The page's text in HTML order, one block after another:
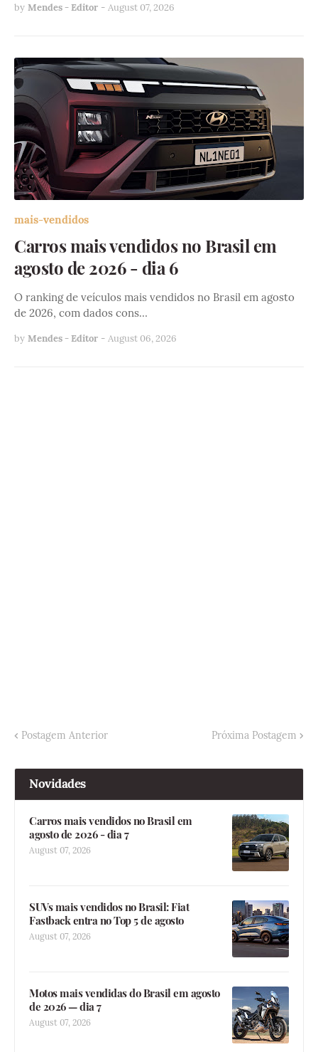
by Mendes - Editor - August 07, 2026
mais-vendidos
Carros mais vendidos no Brasil em
agosto de 2026 - dia 6
O ranking de veículos mais vendidos no Brasil em agosto
de 2026, com dados cons…
by Mendes - Editor - August 06, 2026
Postagem Anterior Próxima Postagem
Novidades
Carros mais vendidos no Brasil em
agosto de 2026 - dia 7
August 07, 2026
SUVs mais vendidos no Brasil: Fiat
Fastback entra no Top 5 de agosto
August 07, 2026
Motos mais vendidas do Brasil em agosto
de 2026 — dia 7
August 07, 2026